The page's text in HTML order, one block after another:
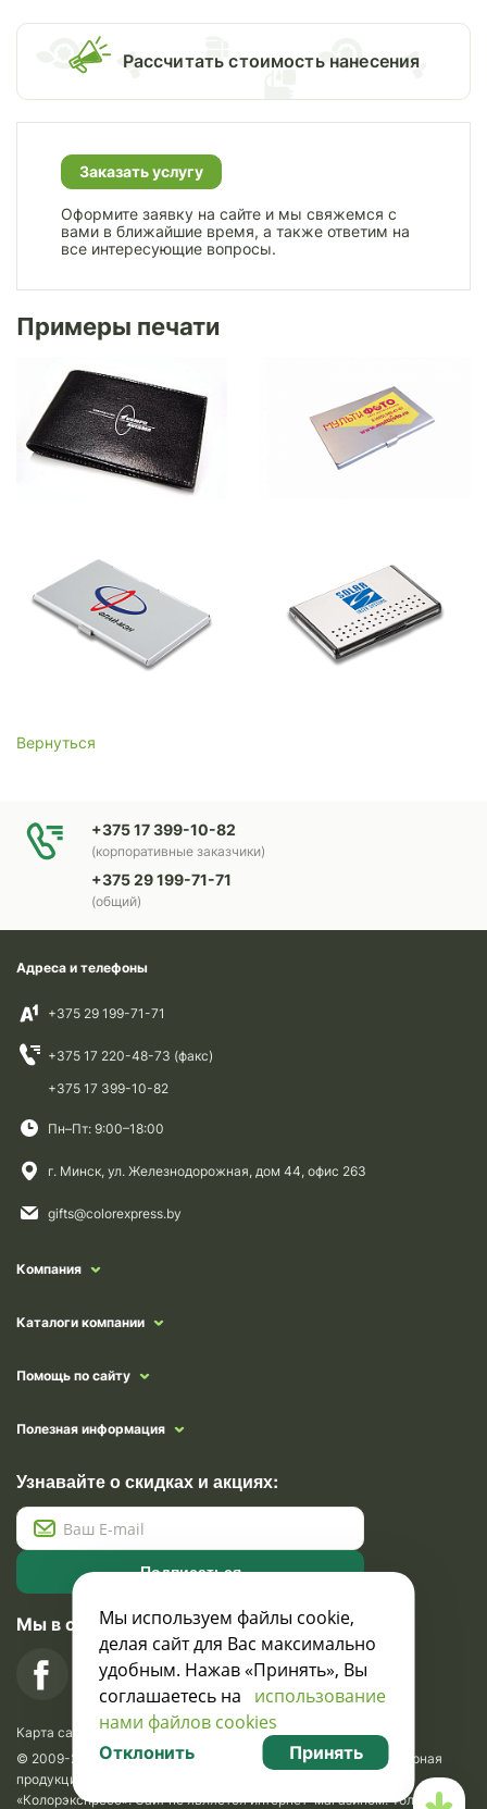
Раcсчитать стоимость нанесения
Заказать услугу
Оформите заявку на сайте и мы свяжемся с
вами в ближайшие время, а также ответим на
все интересующие вопросы.
Примеры печати
Вернуться
+375 17 399-10-82
(корпоративные заказчики)
+375 29 199-71-71
(общий)
Адреса и телефоны
+375 29 199-71-71
+375 17 220-48-73 (факс)
+375 17 399-10-82
Пн–Пт: 9:00–18:00
г. Минск, ул. Железнодорожная, дом 44, офис 263
gifts@colorexpress.by
Компания
Каталоги компании
Помощь по сайту
Полезная информация
Узнавайте о скидках и акциях:
Подписаться
Мы в социальных сетях
Карта сайта
© 2009-2026 Krasavik.by. Сувениры оптом. Рекламно-сувенирная
продукция и сувениры с логотипом. УНН 100873745, ООО
«Колорэкспресс». Сайт не является интернет-магазином. Только
Мы используем файлы cookie,
делая сайт для Вас максимально
удобным. Нажав «Принять», Вы
соглашаетесь на использование
нами файлов cookies
Отклонить Принять